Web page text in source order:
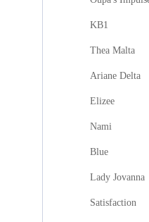
KB1
Thea Malta
Ariane Delta
Elizee
Nami
Blue
Lady Jovanna
Satisfaction